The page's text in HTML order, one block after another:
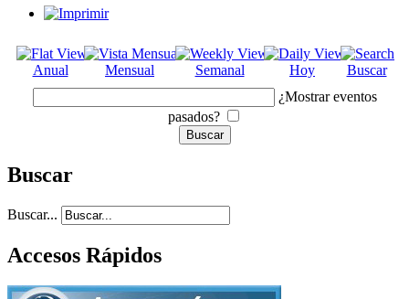
Anual Mensual Semanal Hoy
Buscar
¿Mostrar eventos
pasados?
Buscar
Buscar...
Accesos Rápidos